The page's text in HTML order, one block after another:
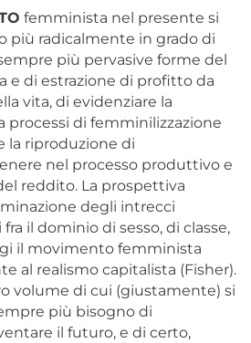
femminista nel presente si
più radicalmente in grado di
più pervasive forme del
e di estrazione di profitto da
vita, di evidenziare la
processi di femminilizzazione
la riproduzione di
nel processo produttivo e
reddito. La prospettiva
degli intrecci
il dominio di sesso, di classe,
il movimento femminista
al realismo capitalista (Fisher).
volume di cui (giustamente) si
più bisogno di
il futuro, e di certo,